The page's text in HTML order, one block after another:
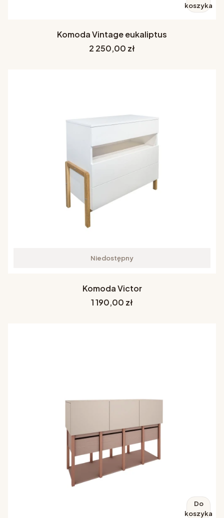
koszyka
Komoda Vintage eukaliptus
Cena
2 250,00 zł
Niedostępny
Komoda Victor
Cena
1 190,00 zł
Do
koszyka